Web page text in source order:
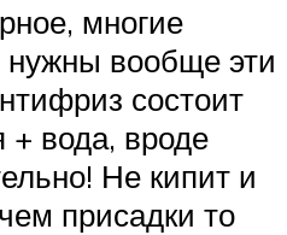
многие
вообще эти
состоит
+ вода, вроде
Не кипит и
присадки то